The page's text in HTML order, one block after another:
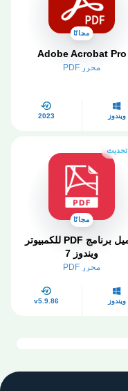
مجانًا
Adobe Acrobat Pro
محرر PDF
ويندوز 2023
تحديث
مجانًا
تحميل برنامج PDF للكمبيوتر
ويندوز 7​
محرر PDF
ويندوز v5.9.86